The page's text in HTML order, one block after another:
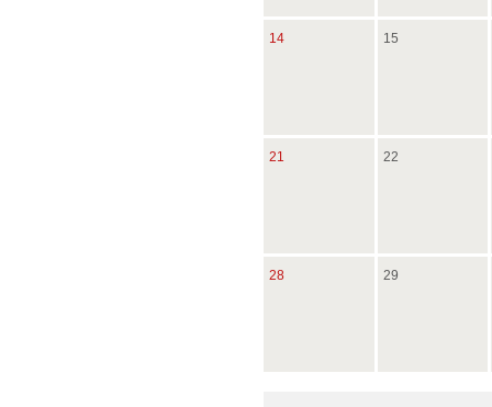
14 15
21 22
28 29